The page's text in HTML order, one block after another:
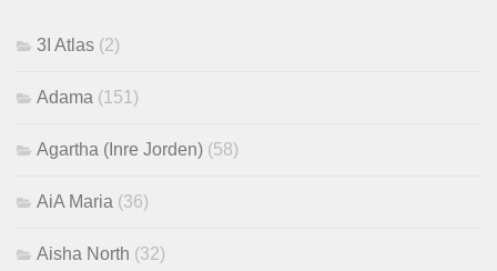
3I Atlas (2)
Adama (151)
Agartha (Inre Jorden) (58)
AiA Maria (36)
Aisha North (32)